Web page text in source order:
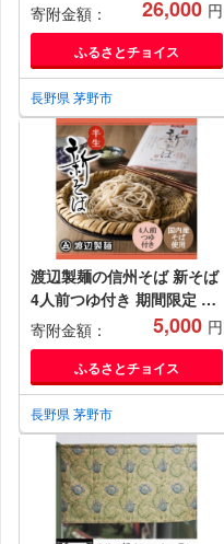
定 国産そば粉使用 常温 信
州八ヶ岳よりお届け
【1654947】
寄附金額： 26,000 円
ふるさとチョイス
長野県 茅野市
渡辺製麺の信州そば 新そば
4人前つゆ付き 期間限定 国
産そば粉使用 常温 信州八ヶ
岳よりお届け【1654907】
寄附金額： 5,000 円
ふるさとチョイス
長野県 茅野市